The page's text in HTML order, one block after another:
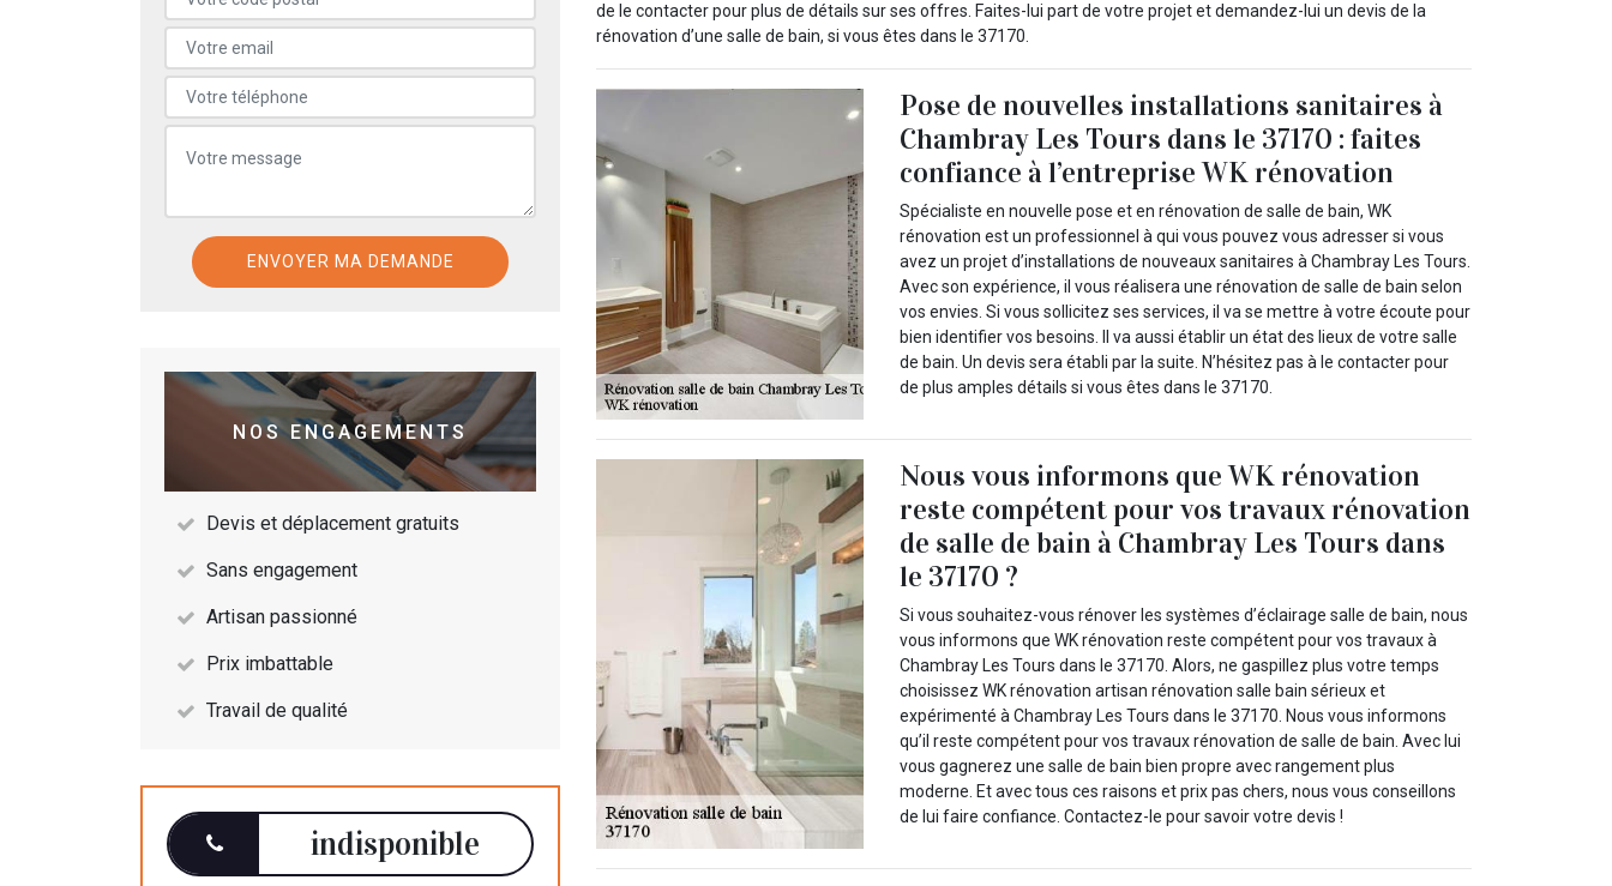
NOS ENGAGEMENTS
Devis et déplacement gratuits
Sans engagement
Artisan passionné
Prix imbattable
Travail de qualité
indisponible
de le contacter pour plus de détails sur ses offres. Faites-lui part de votre projet et demandez-lui un devis de la
rénovation d’une salle de bain, si vous êtes dans le 37170.
Pose de nouvelles installations sanitaires à
Chambray Les Tours dans le 37170 : faites
confiance à l’entreprise WK rénovation
Spécialiste en nouvelle pose et en rénovation de salle de bain, WK
rénovation est un professionnel à qui vous pouvez vous adresser si vous
avez un projet d’installations de nouveaux sanitaires à Chambray Les Tours.
Avec son expérience, il vous réalisera une rénovation de salle de bain selon
vos envies. Si vous sollicitez ses services, il va se mettre à votre écoute pour
bien identifier vos besoins. Il va aussi établir un état des lieux de votre salle
de bain. Un devis sera établi par la suite. N’hésitez pas à le contacter pour
de plus amples détails si vous êtes dans le 37170.
Nous vous informons que WK rénovation
reste compétent pour vos travaux rénovation
de salle de bain à Chambray Les Tours dans
le 37170 ?
Si vous souhaitez-vous rénover les systèmes d’éclairage salle de bain, nous
vous informons que WK rénovation reste compétent pour vos travaux à
Chambray Les Tours dans le 37170. Alors, ne gaspillez plus votre temps
choisissez WK rénovation artisan rénovation salle bain sérieux et
expérimenté à Chambray Les Tours dans le 37170. Nous vous informons
qu’il reste compétent pour vos travaux rénovation de salle de bain. Avec lui
vous gagnerez une salle de bain bien propre avec rangement plus
moderne. Et avec tous ces raisons et prix pas chers, nous vous conseillons
de lui faire confiance. Contactez-le pour savoir votre devis !